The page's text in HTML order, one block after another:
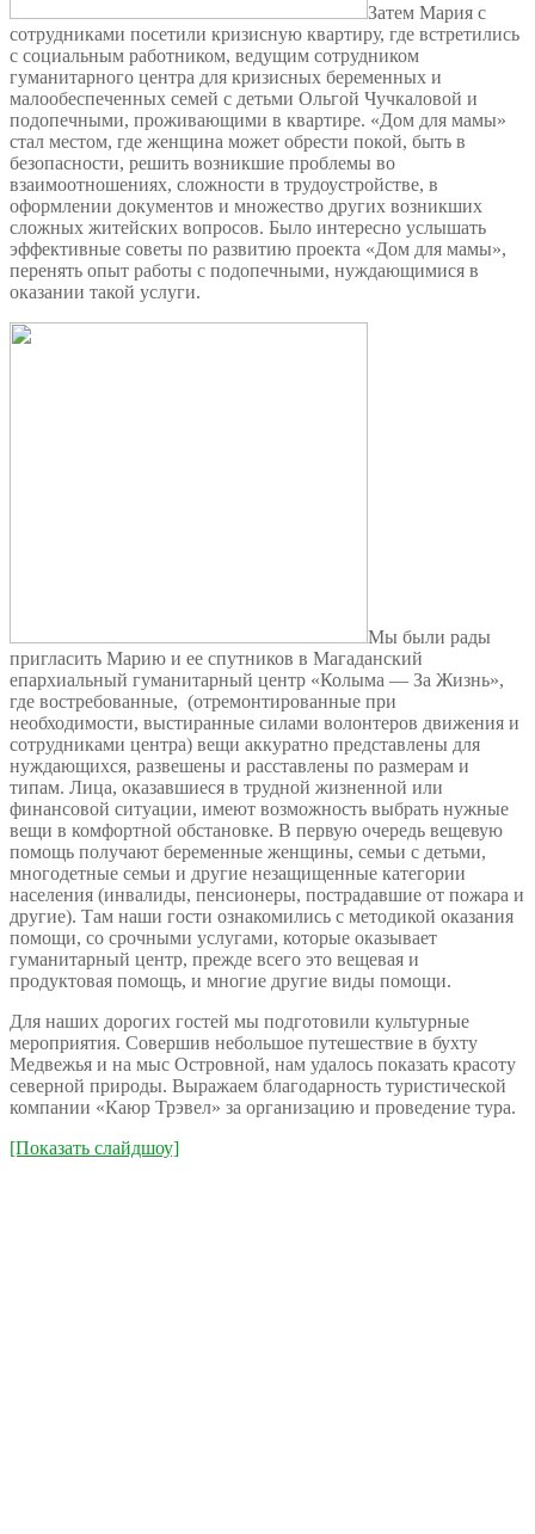
Затем Мария с
сотрудниками посетили кризисную квартиру, где встретились
с социальным работником, ведущим сотрудником
гуманитарного центра для кризисных беременных и
малообеспеченных семей с детьми Ольгой Чучкаловой и
подопечными, проживающими в квартире. «Дом для мамы»
стал местом, где женщина может обрести покой, быть в
безопасности, решить возникшие проблемы во
взаимоотношениях, сложности в трудоустройстве, в
оформлении документов и множество других возникших
сложных житейских вопросов. Было интересно услышать
эффективные советы по развитию проекта «Дом для мамы»,
перенять опыт работы с подопечными, нуждающимися в
оказании такой услуги.
Мы были рады
пригласить Марию и ее спутников в Магаданский
епархиальный гуманитарный центр «Колыма — За Жизнь»,
где востребованные, (отремонтированные при
необходимости, выстиранные силами волонтеров движения и
сотрудниками центра) вещи аккуратно представлены для
нуждающихся, развешены и расставлены по размерам и
типам. Лица, оказавшиеся в трудной жизненной или
финансовой ситуации, имеют возможность выбрать нужные
вещи в комфортной обстановке. В первую очередь вещевую
помощь получают беременные женщины, семьи с детьми,
многодетные семьи и другие незащищенные категории
населения (инвалиды, пенсионеры, пострадавшие от пожара и
другие). Там наши гости ознакомились с методикой оказания
помощи, со срочными услугами, которые оказывает
гуманитарный центр, прежде всего это вещевая и
продуктовая помощь, и многие другие виды помощи.
Для наших дорогих гостей мы подготовили культурные
мероприятия. Совершив небольшое путешествие в бухту
Медвежья и на мыс Островной, нам удалось показать красоту
северной природы. Выражаем благодарность туристической
компании «Каюр Трэвел» за организацию и проведение тура.
[Показать слайдшоу]